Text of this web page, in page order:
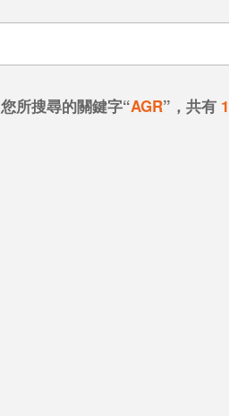
您所搜尋的關鍵字“AGR”，共有 1